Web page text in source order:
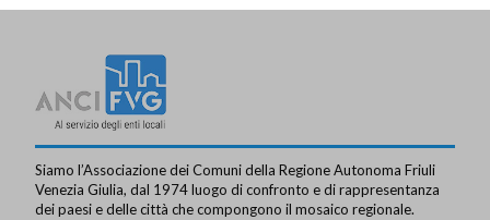
Siamo l’Associazione dei Comuni della Regione Autonoma Friuli
Venezia Giulia, dal 1974 luogo di confronto e di rappresentanza
dei paesi e delle città che compongono il mosaico regionale.